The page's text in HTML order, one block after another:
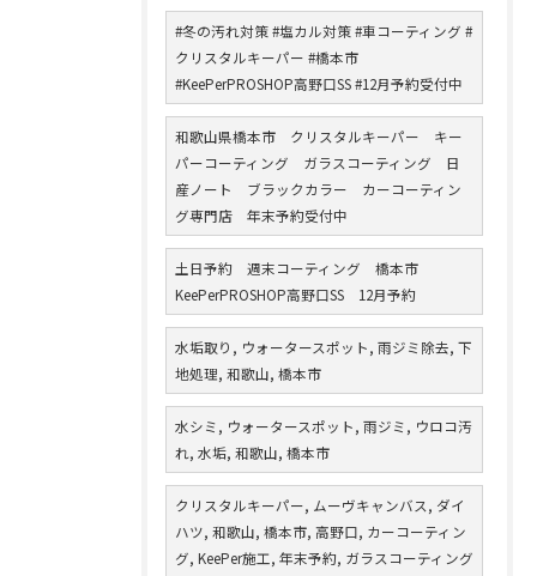
#冬の汚れ対策 #塩カル対策 #車コーティング #
クリスタルキーパー #橋本市
#KeePerPROSHOP高野口SS #12月予約受付中
和歌山県橋本市 クリスタルキーパー キー
パーコーティング ガラスコーティング 日
産ノート ブラックカラー カーコーティン
グ専門店 年末予約受付中
土日予約 週末コーティング 橋本市
KeePerPROSHOP高野口SS 12月予約
水垢取り, ウォータースポット, 雨ジミ除去, 下
地処理, 和歌山, 橋本市
水シミ, ウォータースポット, 雨ジミ, ウロコ汚
れ, 水垢, 和歌山, 橋本市
クリスタルキーパー, ムーヴキャンバス, ダイ
ハツ, 和歌山, 橋本市, 高野口, カーコーティン
グ, KeePer施工, 年末予約, ガラスコーティング